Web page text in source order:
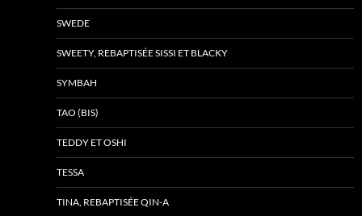
SWEDE
SWEETY, REBAPTISÉE SISSI ET BLACKY
SYMBAH
TAO (BIS)
TEDDY ET OSHI
TESSA
TINA, REBAPTISÉE QIN-A